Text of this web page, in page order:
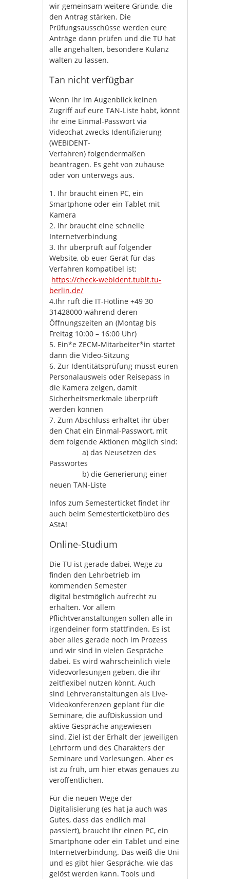
wir gemeinsam weitere Gründe, die
den Antrag stärken. Die
Prüfungsausschüsse werden eure
Anträge dann prüfen und die TU hat
alle angehalten, besondere Kulanz
walten zu lassen.
Tan nicht verfügbar
Wenn ihr im Augenblick keinen
Zugriff auf eure TAN-Liste habt, könnt
ihr eine Einmal-Passwort via
Videochat zwecks Identifizierung
(WEBIDENT-
Verfahren) folgendermaßen
beantragen. Es geht von zuhause
oder von unterwegs aus.
1. Ihr braucht einen PC, ein
Smartphone oder ein Tablet mit
Kamera​
2. Ihr braucht eine schnelle
Internetverbindung​
3. Ihr überprüft auf folgender
Website, ob euer Gerät für das
Verfahren kompatibel ist:
https://check-webident.tubit.tu-
berlin.de/
4.Ihr ruft die IT-Hotline +49 30
31428000 während deren
Öffnungszeiten an (Montag bis
Freitag 10:00 – 16:00 Uhr)
5. Ein*e ZECM-Mitarbeiter*in startet
dann die Video-Sitzung
6. Zur Identitätsprüfung müsst euren
Personalausweis oder Reisepass in
die Kamera zeigen, damit
Sicherheitsmerkmale überprüft
werden können
7. Zum Abschluss erhaltet ihr über
den Chat ein Einmal-Passwort, mit
dem folgende Aktionen möglich sind:
a) das Neusetzen des
Passwortes
b) die Generierung einer
neuen TAN-Liste​
Infos zum Semesterticket findet ihr
auch beim Semesterticketbüro des
AStA!
Online-Studium
Die TU ist gerade dabei, Wege zu
finden den Lehrbetrieb im
kommenden Semester
digital bestmöglich aufrecht zu
erhalten. Vor allem
Pflichtveranstaltungen sollen alle in
irgendeiner form stattfinden. Es ist
aber alles gerade noch im Prozess
und wir sind in vielen Gespräche
dabei. Es wird wahrscheinlich viele
Videovorlesungen geben, die ihr
zeitflexibel nutzen könnt. Auch
sind Lehrveranstaltungen als Live-
Videokonferenzen geplant für die
Seminare, die aufDiskussion und
aktive Gespräche angewiesen
sind. Ziel ist der Erhalt der jeweiligen
Lehrform und des Charakters der
Seminare und Vorlesungen. Aber es
ist zu früh, um hier etwas genaues zu
veröffentlichen.
Für die neuen Wege der
Digitalisierung (es hat ja auch was
Gutes, dass das endlich mal
passiert), braucht ihr einen PC, ein
Smartphone oder ein Tablet und eine
Internetverbindung. Das weiß die Uni
und es gibt hier Gespräche, wie das
gelöst werden kann. Tools und